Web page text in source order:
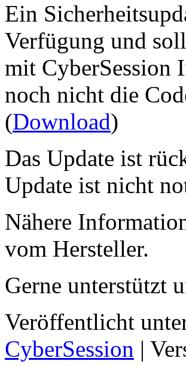
Ein
Verfügung und
mit CyberSession
noch nicht die
(Download)
Das Update ist
Update ist nicht
Nähere
vom Hersteller.
Gerne unterstützt
Veröffentlicht
CyberSession |